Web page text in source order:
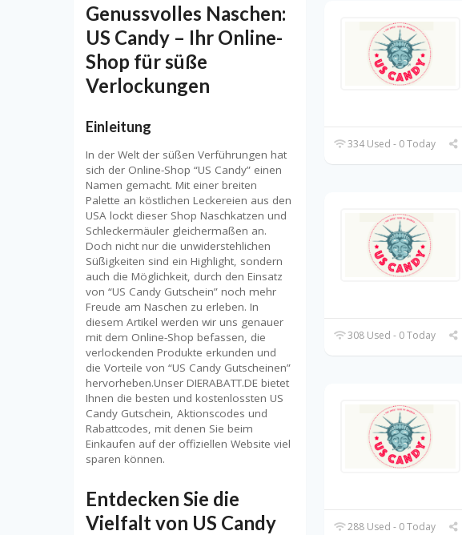
334 Used - 0 Today
308 Used - 0 Today
288 Used - 0 Today
Genussvolles Naschen:
US Candy – Ihr Online-
Shop für süße
Verlockungen
Einleitung
In der Welt der süßen Verführungen hat
sich der Online-Shop “US Candy” einen
Namen gemacht. Mit einer breiten
Palette an köstlichen Leckereien aus den
USA lockt dieser Shop Naschkatzen und
Schleckermäuler gleichermaßen an.
Doch nicht nur die unwiderstehlichen
Süßigkeiten sind ein Highlight, sondern
auch die Möglichkeit, durch den Einsatz
von “US Candy Gutschein” noch mehr
Freude am Naschen zu erleben. In
diesem Artikel werden wir uns genauer
mit dem Online-Shop befassen, die
verlockenden Produkte erkunden und
die Vorteile von “US Candy Gutscheinen”
hervorheben.Unser DIERABATT.DE bietet
Ihnen die besten und kostenlossten US
Candy Gutschein, Aktionscodes und
Rabattcodes, mit denen Sie beim
Einkaufen auf der offiziellen Website viel
sparen können.
Entdecken Sie die
Vielfalt von US Candy